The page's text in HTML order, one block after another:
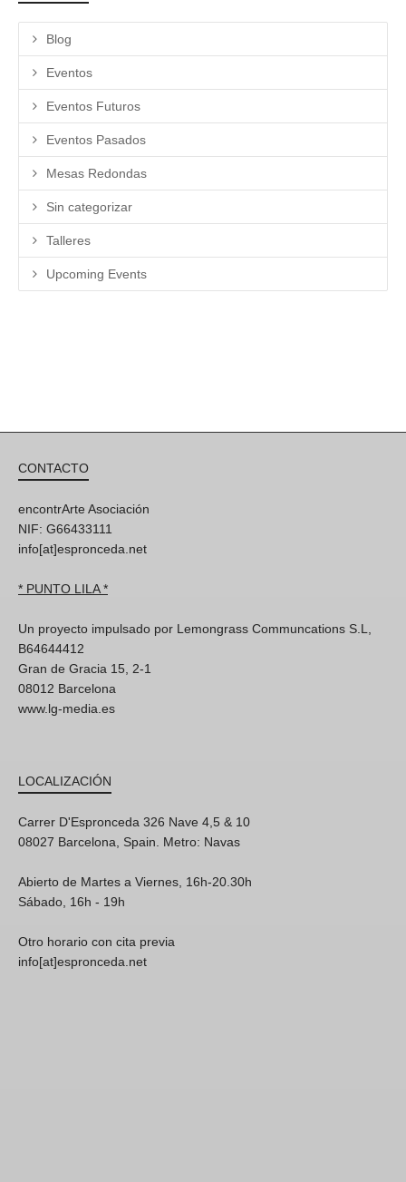
Blog
Eventos
Eventos Futuros
Eventos Pasados
Mesas Redondas
Sin categorizar
Talleres
Upcoming Events
CONTACTO
encontrArte Asociación
NIF: G66433111
info[at]espronceda.net
* PUNTO LILA *
Un proyecto impulsado por Lemongrass Communcations S.L,
B64644412
Gran de Gracia 15, 2-1
08012 Barcelona
www.lg-media.es
LOCALIZACIÓN
Carrer D'Espronceda 326 Nave 4,5 & 10
08027 Barcelona, Spain. Metro: Navas
Abierto de Martes a Viernes, 16h-20.30h
Sábado, 16h - 19h
Otro horario con cita previa
info[at]espronceda.net